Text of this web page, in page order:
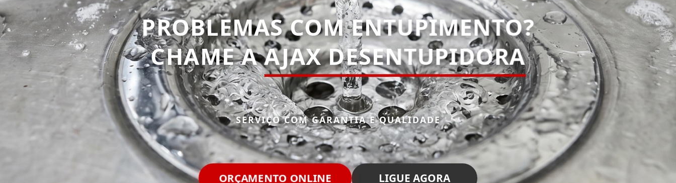
PROBLEMAS COM ENTUPIMENTO?
CHAME AAJAX DESENTUPIDORA
SERVIÇO COM GARANTIA E QUALIDADE
ORÇAMENTO ONLINE LIGUE AGORA